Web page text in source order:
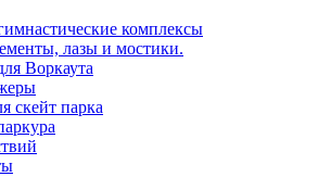
комплексы
лазы и мостики.
Воркаута
скейт парка